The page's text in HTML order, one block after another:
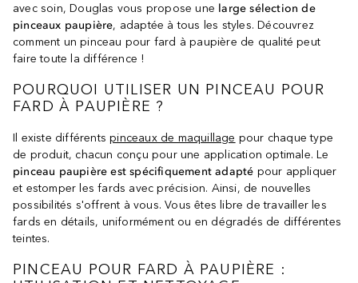
avec soin, Douglas vous propose une large sélection de
pinceaux paupière, adaptée à tous les styles. Découvrez
comment un pinceau pour fard à paupière de qualité peut
faire toute la différence !
POURQUOI UTILISER UN PINCEAU POUR
FARD À PAUPIÈRE ?
Il existe différentspinceaux de maquillage pour chaque type
de produit, chacun conçu pour une application optimale. Le
pinceau paupière est spécifiquement adapté pour appliquer
et estomper les fards avec précision. Ainsi, de nouvelles
possibilités s'offrent à vous. Vous êtes libre de travailler les
fards en détails, uniformément ou en dégradés de différentes
teintes.
PINCEAU POUR FARD À PAUPIÈRE :